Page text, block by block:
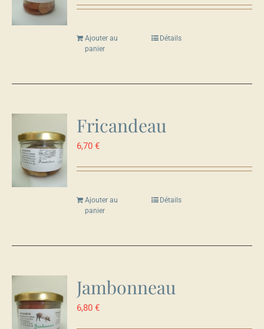
Ajouter au
panier
Détails
Fricandeau
6,70€
Ajouter au
panier
Détails
Jambonneau
6,80€